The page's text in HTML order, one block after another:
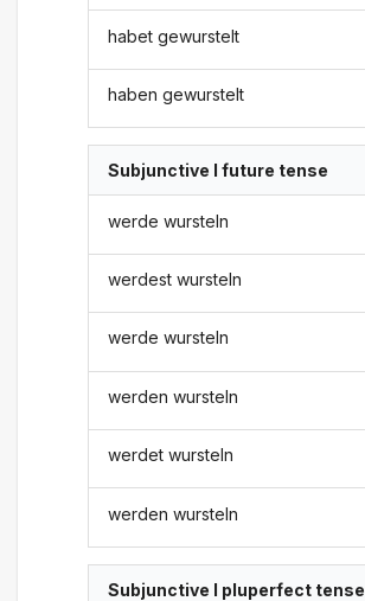
habet gewurstelt
haben gewurstelt
Subjunctive I future tense
werde wursteln
werdest wursteln
werde wursteln
werden wursteln
werdet wursteln
werden wursteln
Subjunctive I pluperfect tense